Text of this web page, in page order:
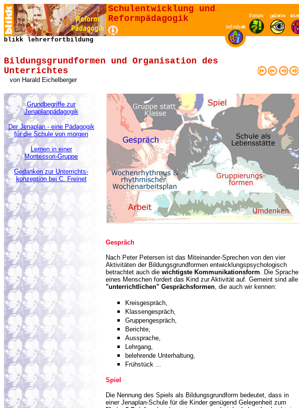
Schulentwicklung und
Reformpädagogik
blikk lehrerfortbildung
Bildungsgrundformen und Organisation des
Unterrichtes
von Harald Eichelberger
Grundbegriffe zur
Jenaplanpädagogik
Der Jenaplan - eine Pädagogik
für die Schule von morgen
Lernen in einer
Montessori-Gruppe
Gedanken zur Unterrichts-
konzeption bei C. Freinet
Gespräch
Nach Peter Petersen ist das Miteinander-Sprechen von den vier
Aktivitäten der Bildungsgrundformen entwicklungspsychologisch
betrachtet auch die wichtigste Kommunikationsform. Die Sprache
eines Menschen fordert das Kind zur Aktivität auf. Gemeint sind alle
"unterrichtlichen" Gesprächsformen, die auch wir kennen:
Kreisgespräch,
Klassengespräch,
Gruppengespräch,
Berichte,
Aussprache,
Lehrgang,
belehrende Unterhaltung,
Frühstück ...
Spie
Die Nennung des Spiels als Bildungsgrundform bedeutet, dass in
einer Jenaplan-Schule für die Kinder genügend Gelegenheit zum